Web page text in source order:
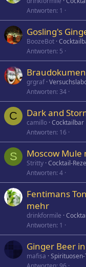
Antworten 1
Gosling's
BoozeBot
Antworten 5
grgraf
Antworten 34
C Dark and
camillo Cocktailbar
Antworten 16
S Moscow Mule
Stritty Cocktail-
Antworten 4
Fentimans
mehr
drinkformile
Antworten 1
Ginger Beer
mafisa Spirituosen-